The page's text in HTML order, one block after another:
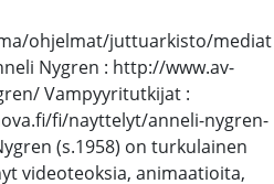
ohjelmat/juttuarkisto/mediat
Nygren : http://www.av-
Vampyyritutkijat :
fi/nayttelyt/anneli-nygren-
(s.1958) on turkulainen
videoteoksia, animaatioita,